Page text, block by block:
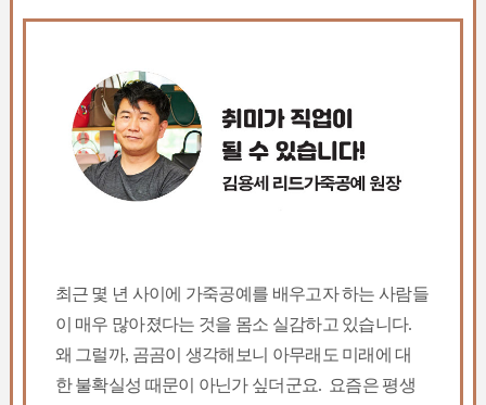
최근 몇 년 사이에 가죽공예를 배우고자 하는 사람들
이 매우 많아졌다는 것을 몸소 실감하고 있습니다.
왜 그럴까, 곰곰이 생각해보니 아무래도 미래에 대
한 불확실성 때문이 아닌가 싶더군요. 요즘은 평생